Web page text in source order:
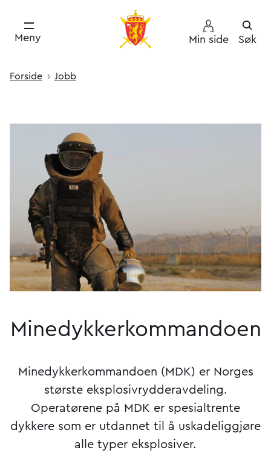
Meny Min side Søk
Forside Jobb
Minedykker­kommandoen
Minedykkerkommandoen (MDK) er Norges
største eksplosivrydderavdeling.
Operatørene på MDK er spesialtrente
dykkere som er utdannet til å uskadeliggjøre
alle typer eksplosiver.